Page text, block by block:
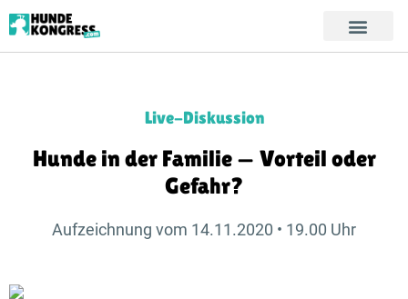
Live-Diskussion
Hunde in der Familie — Vorteil oder
Gefahr?
Aufzeichnung vom 14.11.2020 • 19.00 Uhr